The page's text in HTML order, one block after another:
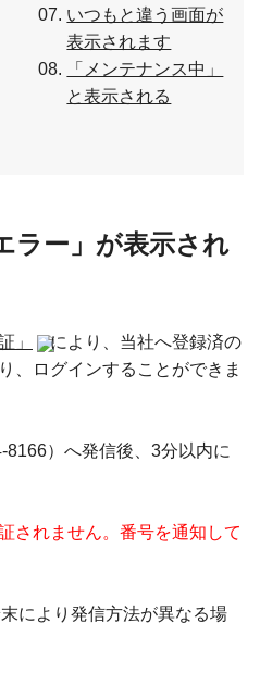
いつもと違う画面が
表示されます
「メンテナンス中」
と表示される
ラー」が表示され
」
により、当社へ登録済の
、ログインすることができま
）へ発信後、3分以内に
されません。番号を通知して
により発信方法が異なる場